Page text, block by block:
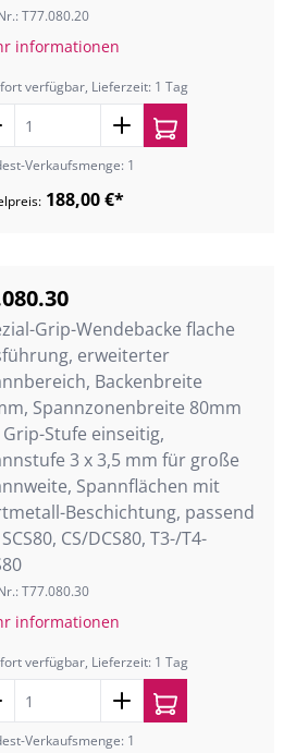
T77.080.20
informationen
verfügbar, Lieferzeit: 1 Tag
Verkaufsmenge: 1
188,00 €*
Grip-Wendebacke flache
erweiterter
Backenbreite
Spannzonenbreite 80mm
Stufe einseitig,
3 x 3,5 mm für große
Spannflächen mit
Beschichtung, passend
CS/DCS80, T3-/T4-
T77.080.30
informationen
verfügbar, Lieferzeit: 1 Tag
Verkaufsmenge: 1